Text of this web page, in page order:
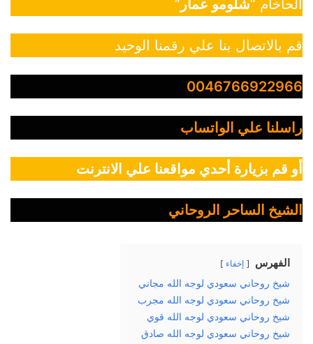
الحاخام “شلومو عمار ”
قم بالاتصال بنا علي رقمنا الوحيد
0046766922966
راسلنا علي الواتساب
أو قم بزيارة أحدي مواقعنا علي الانترنت
الشيخ الساحر الروحاني
الفهرس إخفاء
شيخ روحاني سعودي لوجه الله مجاني
شيخ روحاني سعودي لوجه الله مجرب
شيخ روحاني سعودي لوجه الله قوي
شيخ روحاني سعودي لوجه الله صادق